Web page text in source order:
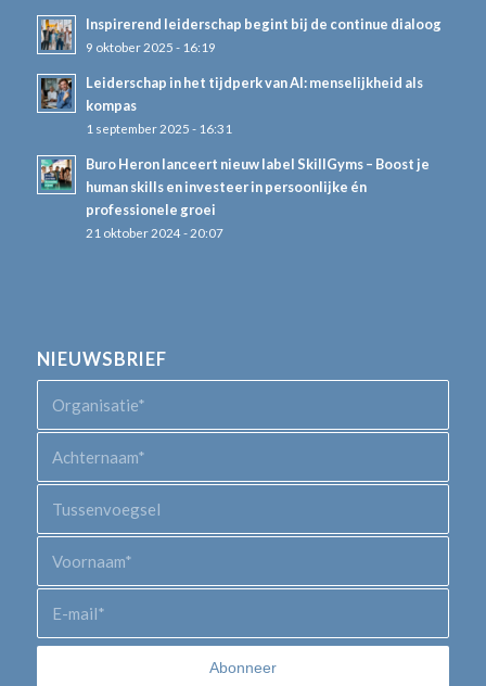
Inspirerend leiderschap begint bij de continue dialoog
9 oktober 2025 - 16:19
Leiderschap in het tijdperk van AI: menselijkheid als
kompas
1 september 2025 - 16:31
Buro Heron lanceert nieuw label SkillGyms – Boost je
human skills en investeer in persoonlijke én
professionele groei
21 oktober 2024 - 20:07
NIEUWSBRIEF